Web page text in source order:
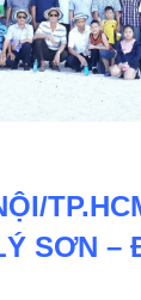
SƠN –